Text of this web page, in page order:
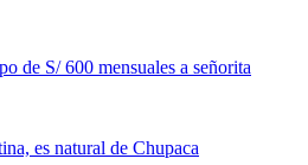
de S/ 600 mensuales a señorita
es natural de Chupaca